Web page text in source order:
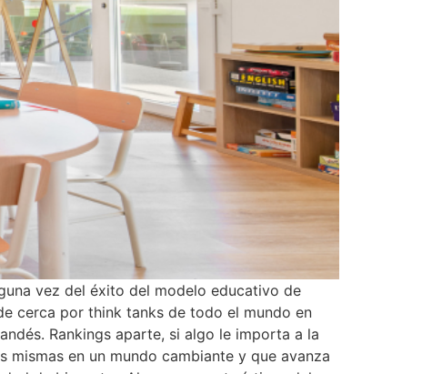
vez del éxito del modelo educativo de
cerca por think tanks de todo el mundo en
Rankings aparte, si algo le importa a la
en un mundo cambiante y que avanza